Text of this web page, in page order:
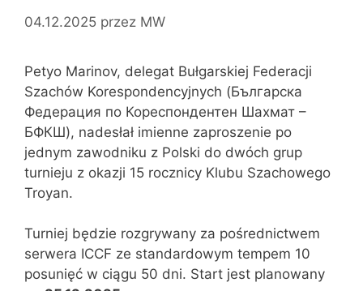
04.12.2025 przez MW
Petyo Marinov, delegat Bułgarskiej Federacji
Szachów Korespondencyjnych (Българска
Федерация по Кореспондентен Шахмат –
БФКШ), nadesłał imienne zaproszenie po
jednym zawodniku z Polski do dwóch grup
turnieju z okazji 15 rocznicy Klubu Szachowego
Troyan.
Turniej będzie rozgrywany za pośrednictwem
serwera ICCF ze standardowym tempem 10
posunięć w ciągu 50 dni. Start jest planowany